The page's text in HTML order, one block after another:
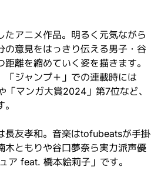
アニメ作品。明るく元気ながら
意見をはっきり伝える男子・谷
離を縮めていく姿を描きます。
ジャンプ＋」での連載時には
マンガ大賞2024」第7位など、
長友孝和。音楽はtofubeatsが手掛
木ともりや谷口夢奈ら実力派声優
ア feat. 橋本絵莉子」です。